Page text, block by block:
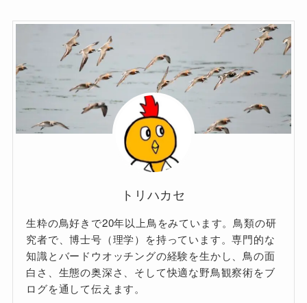
トリハカセ
生粋の鳥好きで20年以上鳥をみています。鳥類の研
究者で、博士号（理学）を持っています。専門的な
知識とバードウオッチングの経験を生かし、鳥の面
白さ、生態の奥深さ、そして快適な野鳥観察術をブ
ログを通して伝えます。